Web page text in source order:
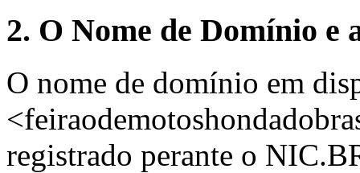
2. O Nome de Domínio e
O nome de domínio em
registrado perante o